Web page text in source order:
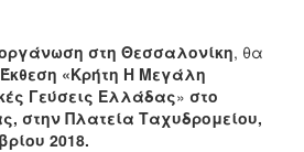
στη Θεσσαλονίκη, θα
«Κρήτη Η Μεγάλη
Γεύσεις Ελλάδας» στο
στην Πλατεία Ταχυδρομείου,
2018.